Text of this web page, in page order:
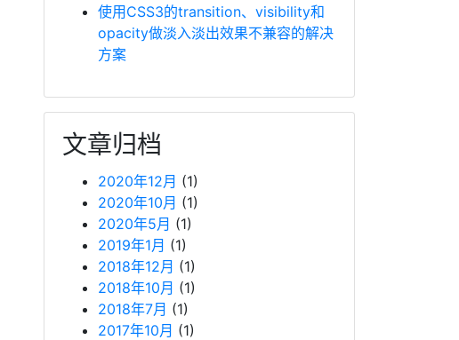
使用CSS3的transition、visibility和
opacity做淡入淡出效果不兼容的解决
方案
文章归档
2020年12月 (1)
2020年10月 (1)
2020年5月 (1)
2019年1月 (1)
2018年12月 (1)
2018年10月 (1)
2018年7月 (1)
2017年10月 (1)